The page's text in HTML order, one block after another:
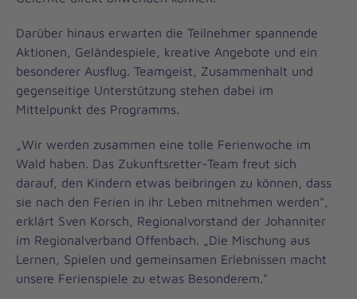
Darüber hinaus erwarten die Teilnehmer spannende
Aktionen, Geländespiele, kreative Angebote und ein
besonderer Ausflug. Teamgeist, Zusammenhalt und
gegenseitige Unterstützung stehen dabei im
Mittelpunkt des Programms.
„Wir werden zusammen eine tolle Ferienwoche im
Wald haben. Das Zukunftsretter-Team freut sich
darauf, den Kindern etwas beibringen zu können, dass
sie nach den Ferien in ihr Leben mitnehmen werden",
erklärt Sven Korsch, Regionalvorstand der Johanniter
im Regionalverband Offenbach. „Die Mischung aus
Lernen, Spielen und gemeinsamen Erlebnissen macht
unsere Ferienspiele zu etwas Besonderem."